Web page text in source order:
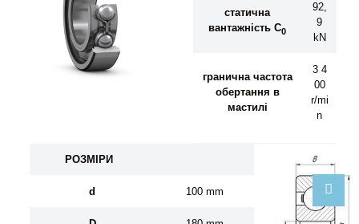
статична
вантажність C0
92,
9
kN
гранична частота
обертання в
мастилі
3 4
00
r/mi
n
РОЗМ РИ
d 100 mm